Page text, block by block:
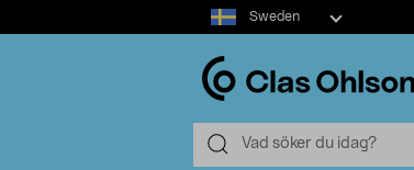
Select
market
Sweden